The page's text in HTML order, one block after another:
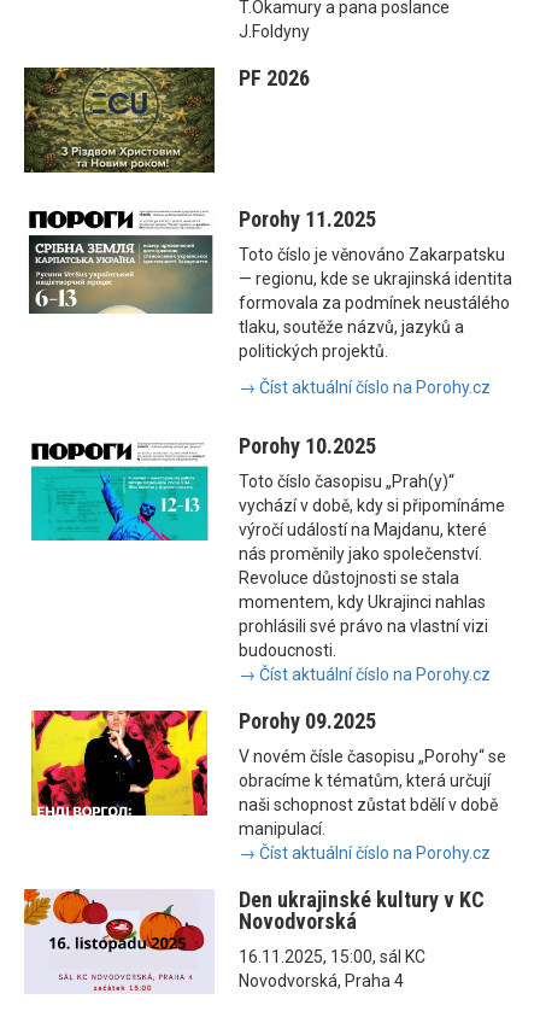
T.Okamury a pana poslance
J.Foldyny
PF 2026
Porohy 11.2025
Toto číslo je věnováno Zakarpatsku
— regionu, kde se ukrajinská identita
formovala za podmínek neustálého
tlaku, soutěže názvů, jazyků a
politických projektů.
→ Číst aktuální číslo na Porohy.cz
Porohy 10.2025
Toto číslo časopisu „Prah(y)“
vychází v době, kdy si připomínáme
výročí událostí na Majdanu, které
nás proměnily jako společenství.
Revoluce důstojnosti se stala
momentem, kdy Ukrajinci nahlas
prohlásili své právo na vlastní vizi
budoucnosti.
→ Číst aktuální číslo na Porohy.cz
Porohy 09.2025
V novém čísle časopisu „Porohy“ se
obracíme k tématům, která určují
naši schopnost zůstat bdělí v době
manipulací.
→ Číst aktuální číslo na Porohy.cz
Den ukrajinské kultury v KC
Novodvorská
16.11.2025, 15:00, sál KC
Novodvorská, Praha 4